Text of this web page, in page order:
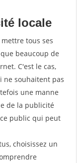
locale
tous ses
beaucoup de
C'est le cas,
ne souhaitent pas
une manne
de la publicité
public qui peut
choisissez un